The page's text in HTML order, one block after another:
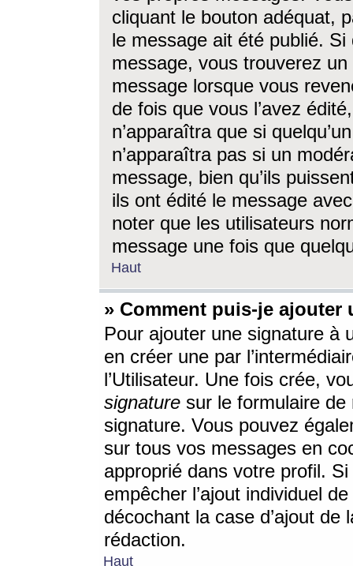
cliquant le bouton adéquat,
le message ait été publié. Si
message, vous trouverez
message lorsque vous
de fois que vous l’avez
n’apparaîtra que si
n’apparaîtra pas si un
message, bien qu’ils
ils ont édité le message
noter que les utilisateurs
message une fois que
Haut
» Comment puis-je ajouter
Pour ajouter une signature à
en créer une par
l’Utilisateur. Une fois crée,
signature sur le formulaire de
signature. Vous pouvez
sur tous vos messages en
approprié dans votre profil.
empêcher l’ajout individuel
décochant la case d’ajout
rédaction.
Haut